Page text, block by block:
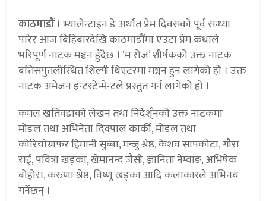
काठमाडौं । भ्यालेन्टाइन डे अर्थात प्रेम दिवसको पूर्व सन्ध्या
पारेर आज बिहिबारदेखि काठमाडौंमा एउटा प्रेम कथाले
भरिपूर्ण नाटक मञ्चन हुँदैछ । ‘म रोज’ शीर्षकको उक्त नाटक
बत्तिसपुतलीस्थित शिल्पी थिएटरमा मञ्चन हुन लागेको हो । उक्त
नाटक अमेजन इन्टरटेन्मेन्टले प्रस्तुत गर्न लागेको हो ।
कमल खतिवडाको लेखन तथा निर्देश्ँनको उक्त नाटकमा
मोडल तथा अभिनेता दिक्पाल कार्की, मोडल तथा
कोरियोग्राफर हिमानी सुब्बा, मन्जु श्रेष्ठ, केशव सापकोटा, गौरा
राई, पवित्रा खड्का, खेमानन्द जैसी, ज्ञानिता नेम्वाङ, अभिषेक
बोहोरा, करुणा श्रेष्ठ, विष्णु खड्का आदि कलाकारले अभिनय
गर्नेछन् ।